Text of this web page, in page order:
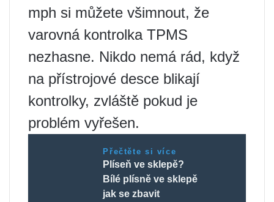
mph si můžete všimnout, že
varovná kontrolka TPMS
nezhasne. Nikdo nemá rád, když
na přístrojové desce blikají
kontrolky, zvláště pokud je
problém vyřešen.
Přečtěte si více
Plíseň ve sklepě?
Bílé plísně ve sklepě
jak se zbavit